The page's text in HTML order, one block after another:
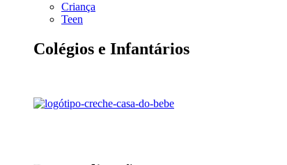
Criança
Teen
Colégios e Infantários